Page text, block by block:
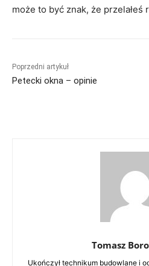
może to być znak, że przelałeś
Poprzedni artykuł
Petecki okna – opinie
Tomasz
Ukończył technikum budowlane i